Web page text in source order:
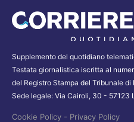
Supplemento del quotidiano
Testata giornalistica iscritta al
del Registro Stampa del Tribunale di
Sede legale: Via Cairoli, 30 - 57123
Cookie Policy - Privacy Policy